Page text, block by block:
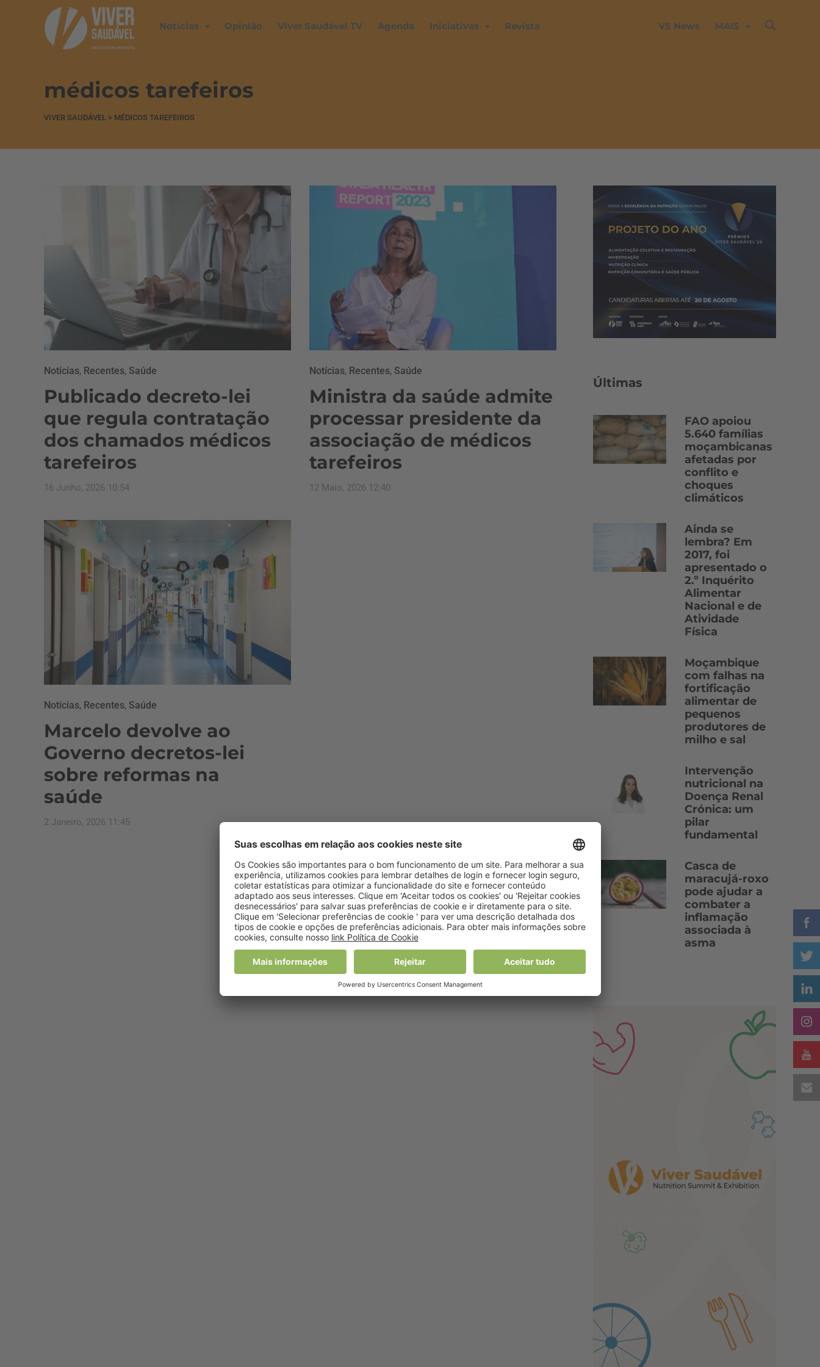
Notícias Opinião Viver Saudável TV Agenda Iniciativas Revista VS News MAIS
médicos tarefeiros
VIVER SAUDÁVEL > MÉDICOS TAREFEIROS
Notícias, Recentes, Saúde
Publicado decreto-lei
que regula contratação
dos chamados médicos
tarefeiros
16 Junho, 2026 10:54
Notícias, Recentes, Saúde
Ministra da saúde admite
processar presidente da
associação de médicos
tarefeiros
12 Maio, 2026 12:40
Notícias, Recentes, Saúde
Marcelo devolve ao
Governo decretos-lei
sobre reformas na
saúde
2 Janeiro, 2026 11:45
Últimas
FAO apoiou
5.640 famílias
moçambicanas
afetadas por
conflito e
choques
climáticos
Ainda se
lembra? Em
2017, foi
apresentado o
2.º Inquérito
Alimentar
Nacional e de
Atividade
Física
Moçambique
com falhas na
fortificação
alimentar de
pequenos
produtores de
milho e sal
Intervenção
nutricional na
Doença Renal
Crónica: um
pilar
fundamental
Casca de
maracujá-roxo
pode ajudar a
combater a
inflamação
associada à
asma